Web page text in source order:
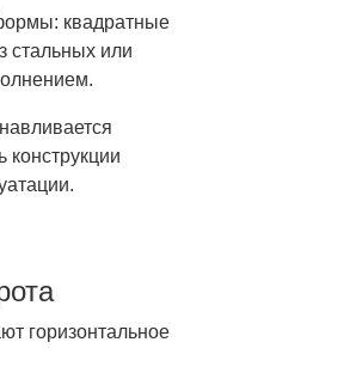
квадратные
стальных или
конструкции
горизонтальное